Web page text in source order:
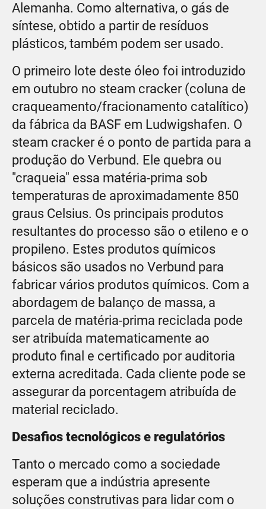
Alemanha. Como alternativa, o gás de
síntese, obtido a partir de resíduos
plásticos, também podem ser usado.
O primeiro lote deste óleo foi introduzido
em outubro no steam cracker (coluna de
craqueamento/fracionamento catalítico)
da fábrica da BASF em Ludwigshafen. O
steam cracker é o ponto de partida para a
produção do Verbund. Ele quebra ou
"craqueia" essa matéria-prima sob
temperaturas de aproximadamente 850
graus Celsius. Os principais produtos
resultantes do processo são o etileno e o
propileno. Estes produtos químicos
básicos são usados no Verbund para
fabricar vários produtos químicos. Com a
abordagem de balanço de massa, a
parcela de matéria-prima reciclada pode
ser atribuída matematicamente ao
produto final e certificado por auditoria
externa acreditada. Cada cliente pode se
assegurar da porcentagem atribuída de
material reciclado.
Desafios tecnológicos e regulatórios
Tanto o mercado como a sociedade
esperam que a indústria apresente
soluções construtivas para lidar com o